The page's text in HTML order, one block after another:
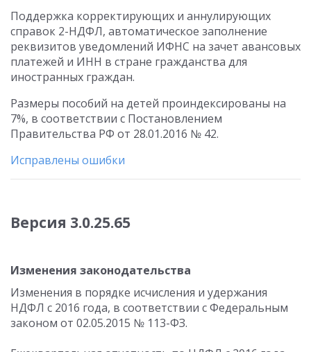
Поддержка корректирующих и аннулирующих
справок 2-НДФЛ, автоматическое заполнение
реквизитов уведомлений ИФНС на зачет авансовых
платежей и ИНН в стране гражданства для
иностранных граждан.
Размеры пособий на детей проиндексированы на
7%, в соответствии с Постановлением
Правительства РФ от 28.01.2016 № 42.
Исправлены ошибки
Версия 3.0.25.65
Изменения законодательства
Изменения в порядке исчисления и удержания
НДФЛ с 2016 года, в соответствии с Федеральным
законом от 02.05.2015 № 113-ФЗ.